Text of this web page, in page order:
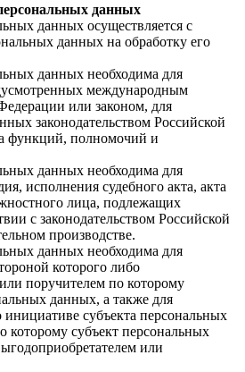
данных
данных осуществляется с
данных на обработку его
данных необходима для
международным
или законом, для
законодательством Российской
функций, полномочий и
данных необходима для
исполнения судебного акта, акта
лица, подлежащих
с законодательством Российской
производстве.
данных необходима для
которого либо
поручителем по которому
данных, а также для
инициативе субъекта персональных
которому субъект персональных
или